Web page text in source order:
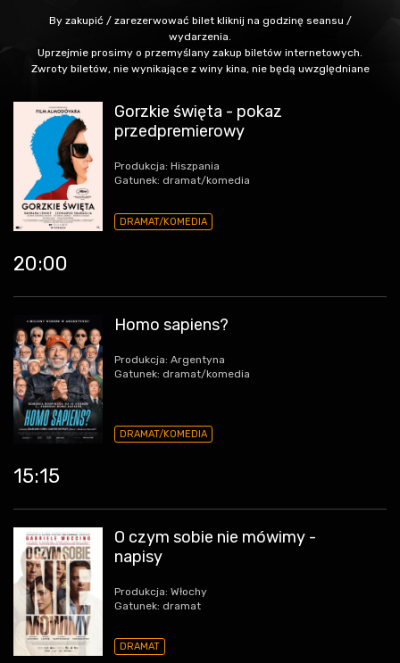
By zakupić / zarezerwować bilet kliknij na godzinę seansu /
wydarzenia.
Uprzejmie prosimy o przemyślany zakup biletów internetowych.
Zwroty biletów, nie wynikające z winy kina, nie będą uwzględniane
Gorzkie święta - pokaz
przedpremierowy
Produkcja: Hiszpania
Gatunek: dramat/komedia
DRAMAT/KOMEDIA
20:00
Homo sapiens?
Produkcja: Argentyna
Gatunek: dramat/komedia
DRAMAT/KOMEDIA
15:15
O czym sobie nie mówimy -
napisy
Produkcja: Włochy
Gatunek: dramat
DRAMAT